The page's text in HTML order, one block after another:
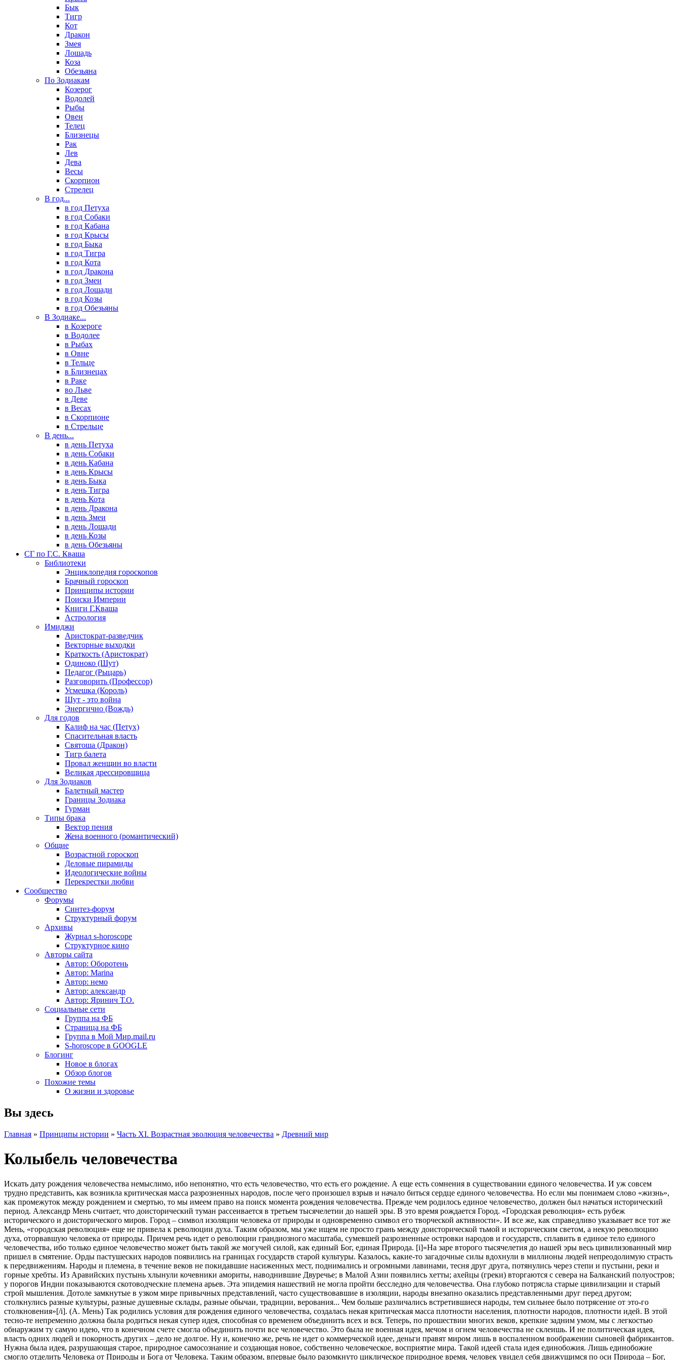
Бык
Тигр
Кот
Дракон
Змея
Лошадь
Коза
Обезьяна
По Зодиакам
Козерог
Водолей
Рыбы
Овен
Телец
Близнецы
Рак
Лев
Дева
Весы
Скорпион
Стрелец
В год...
в год Петуха
в год Собаки
в год Кабана
в год Крысы
в год Быка
в год Тигра
в год Кота
в год Дракона
в год Змеи
в год Лошади
в год Козы
в год Обезьяны
В Зодиаке...
в Козероге
в Водолее
в Рыбах
в Овне
в Тельце
в Близнецах
в Раке
во Льве
в Деве
в Весах
в Скорпионе
в Стрельце
В день...
в день Петуха
в день Собаки
в день Кабана
в день Крысы
в день Быка
в день Тигра
в день Кота
в день Дракона
в день Змеи
в день Лошади
в день Козы
в день Обезьяны
СГ по Г.С. Кваша
Библиотеки
Энциклопедия гороскопов
Брачный гороскоп
Принципы истории
Поиски Империи
Книги Г.Кваша
Астрология
Имиджи
Аристократ-разведчик
Векторные выходки
Краткость (Аристократ)
Одиноко (Шут)
Педагог (Рыцарь)
Разговорить (Профессор)
Усмешка (Король)
Шут - это война
Энергично (Вождь)
Для годов
Калиф на час (Петух)
Спасительная власть
Святоша (Дракон)
Тигр балета
Провал женщин во власти
Великая дрессировщица
Для Зодиаков
Балетный мастер
Границы Зодиака
Гурман
Типы брака
Вектор пения
Жена военного (романтический)
Общие
Возрастной гороскоп
Деловые пирамиды
Идеологические войны
Перекрестки любви
Сообщество
Форумы
Синтез-форум
Структурный форум
Архивы
Журнал s-horoscope
Структурное кино
Авторы сайта
Автор: Оборотень
Автор: Marina
Автор: немo
Автор: александр
Автор: Яринич Т.О.
Социальные сети
Группа на ФБ
Страница на ФБ
Группа в Мой Мир.mail.ru
S-horoscope в GOOGLE
Блогинг
Новое в блогах
Обзор блогов
Похожие темы
О жизни и здоровье
Вы здесь
Главная » Принципы истории » Часть XI. Возрастная эволюция человечества » Древний мир
Колыбель человечества
Искать дату рождения человечества немыслимо, ибо непонятно, что есть человечество, что есть его рождение. А еще есть сомнения в существовании единого человечества. И уж совсем
трудно представить, как возникла критическая масса разрозненных народов, после чего произошел взрыв и начало биться сердце единого человечества. Но если мы понимаем слово «жизнь»,
как промежуток между рождением и смертью, то мы имеем право на поиск момента рождения человечества. Прежде чем родилось единое человечество, должен был начаться исторический
период. Александр Мень считает, что доисторический туман рассеивается в третьем тысячелетии до нашей эры. В это время рождается Город. «Городская революция» есть рубеж
исторического и доисторического миров. Город – символ изоляции человека от природы и одновременно символ его творческой активности». И все же, как справедливо указывает все тот же
Мень, «городская революция» еще не привела к революции духа. Таким образом, мы уже ищем не просто грань между доисторической тьмой и историческим светом, а некую революцию
духа, оторвавшую человека от природы. Причем речь идет о революции грандиозного масштаба, сумевшей разрозненные островки народов и государств, сплавить в единое тело единого
человечества, ибо только единое человечество может быть такой же могучей силой, как единый Бог, единая Природа. [i]«На заре второго тысячелетия до нашей эры весь цивилизованный мир
пришел в смятение. Орды пастушеских народов появились на границах государств старой культуры. Казалось, какие-то загадочные силы вдохнули в миллионы людей непреодолимую страсть
к передвижениям. Народы и племена, в течение веков не покидавшие насиженных мест, поднимались и огромными лавинами, тесня друг друга, потянулись через степи и пустыни, реки и
горные хребты. Из Аравийских пустынь хлынули кочевники амориты, наводнившие Двуречье; в Малой Азии появились хетты; ахейцы (греки) вторгаются с севера на Балканский полуостров;
у порогов Индии показываются скотоводческие племена арьев. Эта эпидемия нашествий не могла пройти бесследно для человечества. Она глубоко потрясла старые цивилизации и старый
строй мышления. Дотоле замкнутые в узком мире привычных представлений, часто существовавшие в изоляции, народы внезапно оказались представленными друг перед другом;
столкнулись разные культуры, разные душевные склады, разные обычаи, традиции, верования... Чем больше различались встретившиеся народы, тем сильнее было потрясение от это-го
столкновения»[/i]. (А. Мень) Так родились условия для рождения единого человечества, создалась некая критическая масса плотности населения, плотности народов, плотности идей. В этой
тесно-те непременно должна была родиться некая супер идея, способная со временем объединить всех и вся. Теперь, по прошествии многих веков, крепкие задним умом, мы с легкостью
обнаружим ту самую идею, что в конечном счете смогла объединить почти все человечество. Это была не военная идея, мечом и огнем человечества не склеишь. И не политическая идея,
власть одних людей и покорность других – дело не долгое. Ну и, конечно же, речь не идет о коммерческой идее, деньги правят миром лишь в воспаленном воображении сыновей фабрикантов.
Нужна была идея, разрушающая старое, природное самосознание и создающая новое, собственно человеческое, восприятие мира. Такой идеей стала идея единобожия. Лишь единобожие
смогло отделить Человека от Природы и Бога от Человека. Таким образом, впервые было разомкнуто циклическое природное время, человек увидел себя движущимся по оси Природа – Бог,